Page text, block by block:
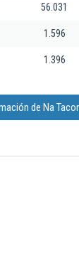
56.031
1.596
1.396
de Na